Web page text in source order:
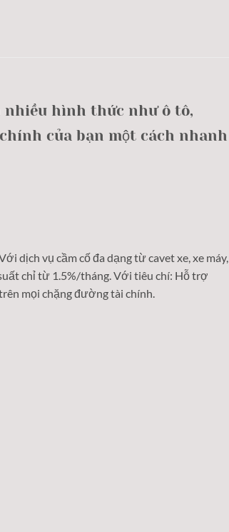
nhiều hình thức như ô tô,
của bạn một cách nhanh
dịch vụ cầm cố đa dạng từ cavet xe, xe máy,
chỉ từ 1.5%/tháng. Với tiêu chí: Hỗ trợ
mọi chặng đường tài chính.